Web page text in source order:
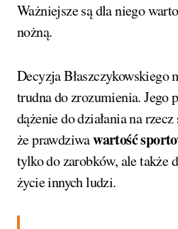
Ważniejsze są dla niego
nożną.
Decyzja Błaszczykowskiego
trudna do zrozumienia. Jego
dążenie do działania na
że prawdziwawartość
tylko do zarobków, ale także
życie innych ludzi.